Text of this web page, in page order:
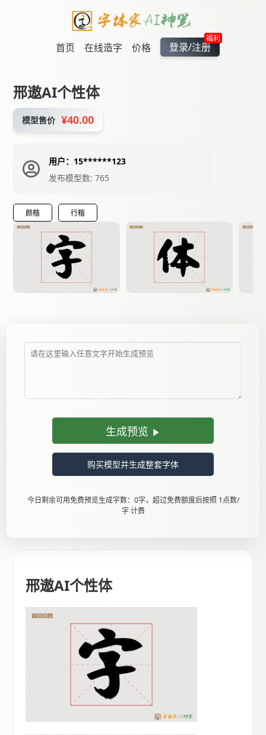
首页 在线造字 价格
福利
登录/注册
邢遨AI个性体
模型售价 ¥40.00
用户：15******123
发布模型数: 765
颜楷 行楷
生成预览
购买模型并生成整套字体
今日剩余可用免费预览生成字数：0字，超过免费额度后按照 1点数/
字 计费
邢遨AI个性体